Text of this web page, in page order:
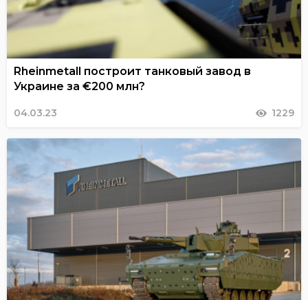
Rheinmetall построит танковый завод в
Украине за €200 млн?
04.03.23 1229